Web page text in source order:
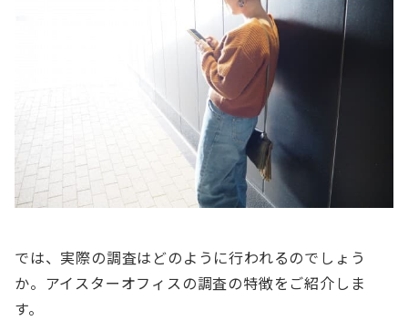
では、実際の調査はどのように行われるのでしょう
か。アイスターオフィスの調査の特徴をご紹介しま
す。